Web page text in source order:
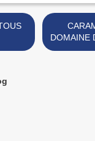
DOMAINE